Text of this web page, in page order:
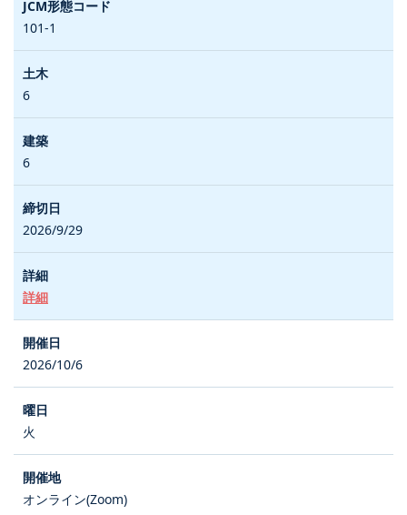
101-1
6
6
2026/9/29
詳細
2026/10/6
火
オンライン(Zoom)